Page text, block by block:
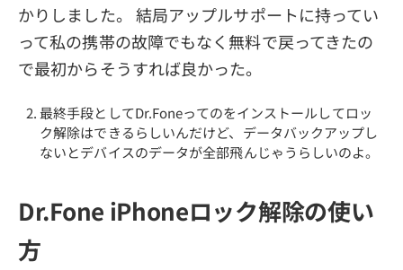
かりしました。 結局アップルサポートに持ってい
って私の携帯の故障でもなく無料で戻ってきたの
で最初からそうすれば良かった。
最終手段としてDr.Foneってのをインストールしてロッ
ク解除はできるらしいんだけど、データバックアップし
ないとデバイスのデータが全部飛んじゃうらしいのよ。
Dr.Fone iPhoneロック解除の使い
方